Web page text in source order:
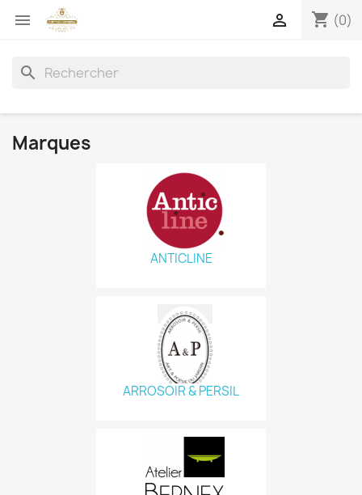
 shopping_cart (0)

search
Marques
ANTICLINE
ARROSOIR & PERSIL